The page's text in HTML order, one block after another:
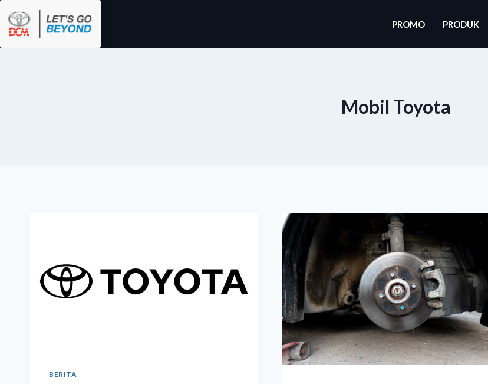
PROMO PRODUK
Mobil Toyota
BERITA